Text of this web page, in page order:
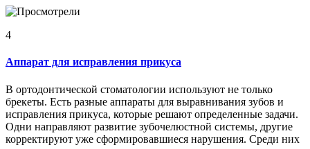
4
Аппарат для исправления прикуса
В ортодонтической стоматологии используют не только
брекеты. Есть разные аппараты для выравнивания зубов и
исправления прикуса, которые решают определенные задачи.
Одни направляют развитие зубочелюстной системы, другие
корректируют уже сформировавшиеся нарушения. Среди них